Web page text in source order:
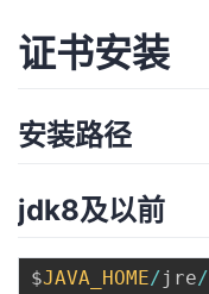
发
学
堂
我
Programs
持
我
的
我
证书安装
安装路径
jdk8及以前
$JAVA_HOME/jre/